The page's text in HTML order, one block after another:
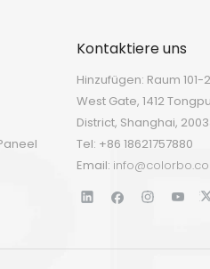
Kontaktiere uns
Hinzufügen: Raum 101-
West Gate, 1412
District, Shanghai,
Tel: +86 18621757880
Email: